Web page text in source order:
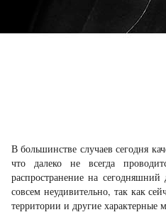
В большинстве случаев сегодня
что далеко не всегда
распространение на
совсем неудивительно, так как
территории и другие характерные